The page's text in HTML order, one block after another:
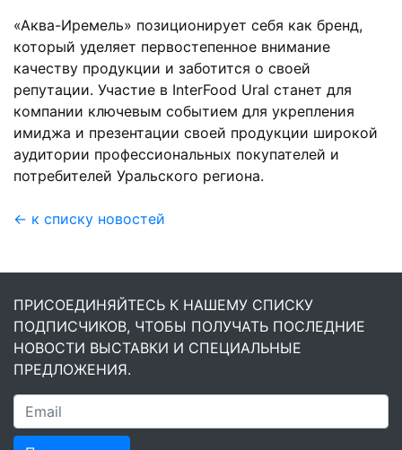
«Аква-Иремель» позиционирует себя как бренд,
который уделяет первостепенное внимание
качеству продукции и заботится о своей
репутации. Участие в InterFood Ural станет для
компании ключевым событием для укрепления
имиджа и презентации своей продукции широкой
аудитории профессиональных покупателей и
потребителей Уральского региона.
← к списку новостей
ПРИСОЕДИНЯЙТЕСЬ К НАШЕМУ СПИСКУ
ПОДПИСЧИКОВ, ЧТОБЫ ПОЛУЧАТЬ ПОСЛЕДНИЕ
НОВОСТИ ВЫСТАВКИ И СПЕЦИАЛЬНЫЕ
ПРЕДЛОЖЕНИЯ.